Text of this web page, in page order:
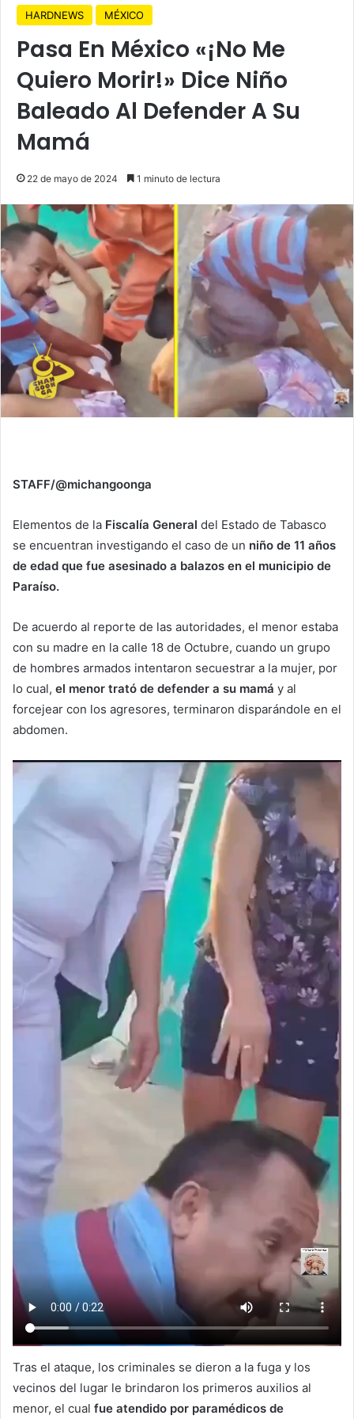
HARDNEWS MÉXICO
Pasa En México «¡No Me
Quiero Morir!» Dice Niño
Baleado Al Defender A Su
Mamá
22 de mayo de 2024 1 minuto de lectura
STAFF/@michangoonga
Elementos de la Fiscalía General del Estado de Tabasco
se encuentran investigando el caso de un niño de 11 años
de edad que fue asesinado a balazos en el municipio de
Paraíso.
De acuerdo al reporte de las autoridades, el menor estaba
con su madre en la calle 18 de Octubre, cuando un grupo
de hombres armados intentaron secuestrar a la mujer, por
lo cual, el menor trató de defender a su mamá y al
forcejear con los agresores, terminaron disparándole en el
abdomen.
Tras el ataque, los criminales se dieron a la fuga y los
vecinos del lugar le brindaron los primeros auxilios al
menor, el cual fue atendido por paramédicos de